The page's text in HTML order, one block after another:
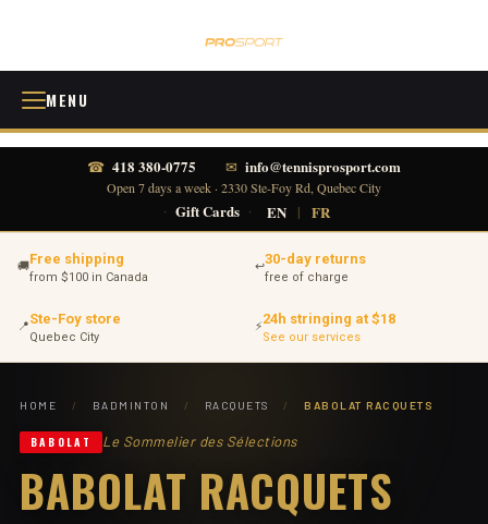
MENU
☎ 418 380-0775 ✉ info@tennisprosport.com
Open 7 days a week · 2330 Ste-Foy Rd, Quebec City
· Gift Cards · EN | FR
🚚Free shipping
from $100 in Canada
↩30-day returns
free of charge
📍Ste-Foy store
Quebec City
⚡24h stringing at $18
See our services
HOME / BADMINTON / RACQUETS / BABOLAT RACQUETS
Le Sommelier des Sélections
BABOLAT RACQUETS